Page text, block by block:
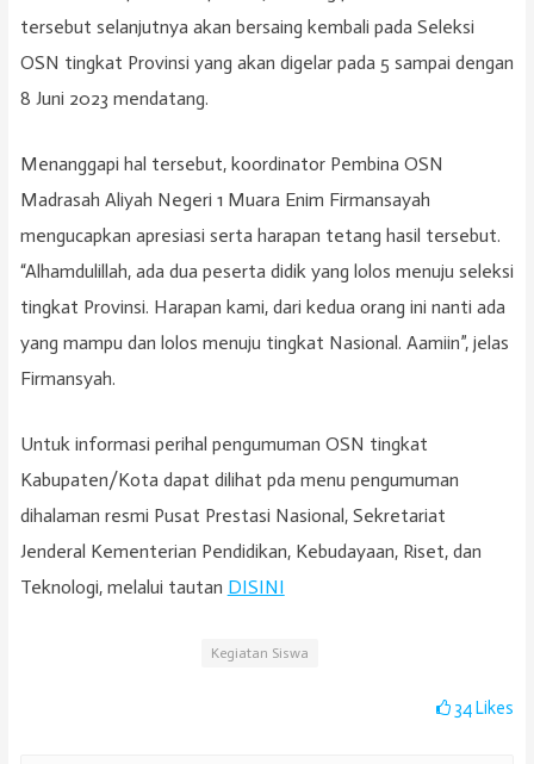
tersebut selanjutnya akan bersaing kembali pada Seleksi
OSN tingkat Provinsi yang akan digelar pada 5 sampai dengan
8 Juni 2023 mendatang.
Menanggapi hal tersebut, koordinator Pembina OSN
Madrasah Aliyah Negeri 1 Muara Enim Firmansayah
mengucapkan apresiasi serta harapan tetang hasil tersebut.
“Alhamdulillah, ada dua peserta didik yang lolos menuju seleksi
tingkat Provinsi. Harapan kami, dari kedua orang ini nanti ada
yang mampu dan lolos menuju tingkat Nasional. Aamiin”, jelas
Firmansyah.
Untuk informasi perihal pengumuman OSN tingkat
Kabupaten/Kota dapat dilihat pda menu pengumuman
dihalaman resmi Pusat Prestasi Nasional, Sekretariat
Jenderal Kementerian Pendidikan, Kebudayaan, Riset, dan
Teknologi, melalui tautan DISINI
Kegiatan Siswa
34Likes